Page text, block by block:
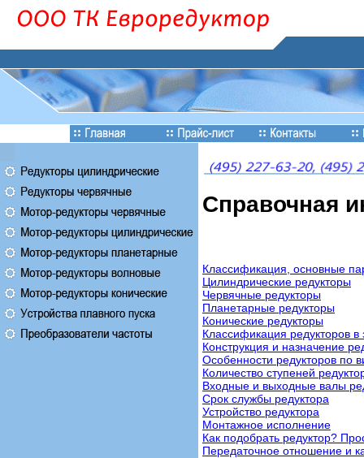
Справочная
Классификация, основные
Цилиндрические редукторы
Червячные редукторы
Планетарные редукторы
Конические редукторы
Классификация редукторов
Конструкция и назначение
Особенности редукторов по
Количество ступеней
Входные и выходные валы
Срок службы редуктора
Устройство редуктора
Монтажное исполнение
Как подобрать редуктор?
Передаточное отношение и